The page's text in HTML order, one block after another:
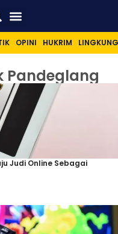
OPINI HUKRIM
Pandeglang
Judi Online Sebagai